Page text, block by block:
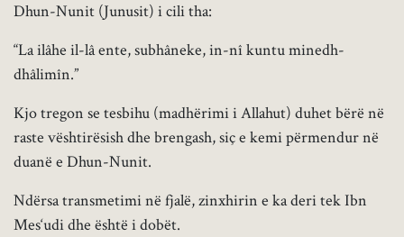
Dhun-Nunit (Junusit) i cili tha:
“La ilâhe il-lâ ente, subhâneke, in-nî kuntu minedh-
dhâlimîn.”
Kjo tregon se tesbihu (madhërimi i Allahut) duhet bërë në
raste vështirësish dhe brengash, siç e kemi përmendur në
duanë e Dhun-Nunit.
Ndërsa transmetimi në fjalë, zinxhirin e ka deri tek Ibn
Mes‘udi dhe është i dobët.